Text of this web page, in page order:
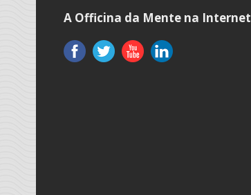
A Officina da Mente na Internet